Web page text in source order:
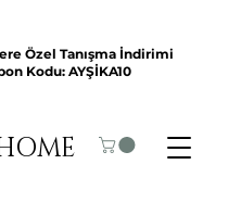
Özel Tanışma İndirimi
Kodu: AYŞİKA10